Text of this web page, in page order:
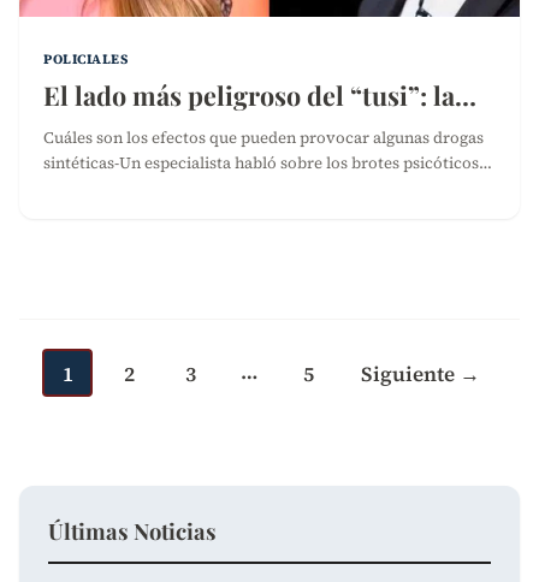
POLICIALES
El lado más peligroso del “tusi”: la…
Cuáles son los efectos que pueden provocar algunas drogas
sintéticas-Un especialista habló sobre los brotes psicóticos…
entradas
1 2 3 … 5 Siguiente →
Últimas Noticias